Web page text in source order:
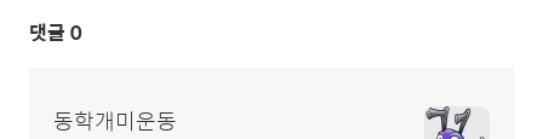
댓글 0
동학개미운동